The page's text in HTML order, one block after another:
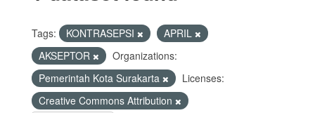
Tags: KONTRASEPSI
APRIL
AKSEPTOR
Organizations:
Pemerintah Kota Surakarta
Licenses:
Creative Commons Attribution